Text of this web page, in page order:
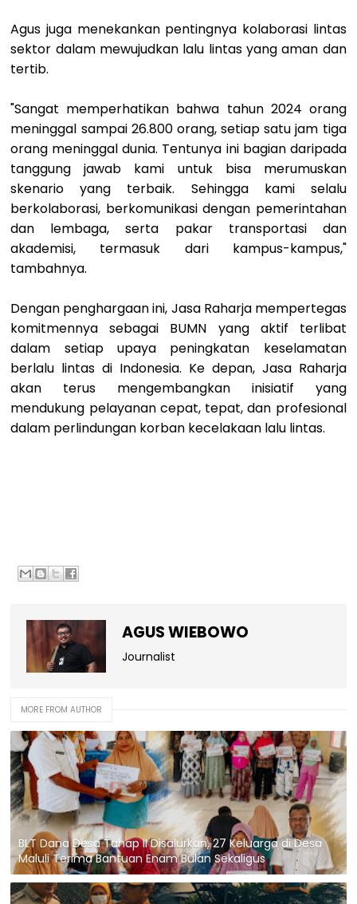
Agus juga menekankan pentingnya kolaborasi lintas
sektor dalam mewujudkan lalu lintas yang aman dan
tertib.
"Sangat memperhatikan bahwa tahun 2024 orang
meninggal sampai 26.800 orang, setiap satu jam tiga
orang meninggal dunia. Tentunya ini bagian daripada
tanggung jawab kami untuk bisa merumuskan
skenario yang terbaik. Sehingga kami selalu
berkolaborasi, berkomunikasi dengan pemerintahan
dan lembaga, serta pakar transportasi dan
akademisi, termasuk dari kampus-kampus,"
tambahnya.
Dengan penghargaan ini, Jasa Raharja mempertegas
komitmennya sebagai BUMN yang aktif terlibat
dalam setiap upaya peningkatan keselamatan
berlalu lintas di Indonesia. Ke depan, Jasa Raharja
akan terus mengembangkan inisiatif yang
mendukung pelayanan cepat, tepat, dan profesional
dalam perlindungan korban kecelakaan lalu lintas.
AGUS WIEBOWO
Journalist
MORE FROM AUTHOR
BLT Dana Desa Tahap II Disalurkan, 27 Keluarga di Desa
Maluli Terima Bantuan Enam Bulan Sekaligus